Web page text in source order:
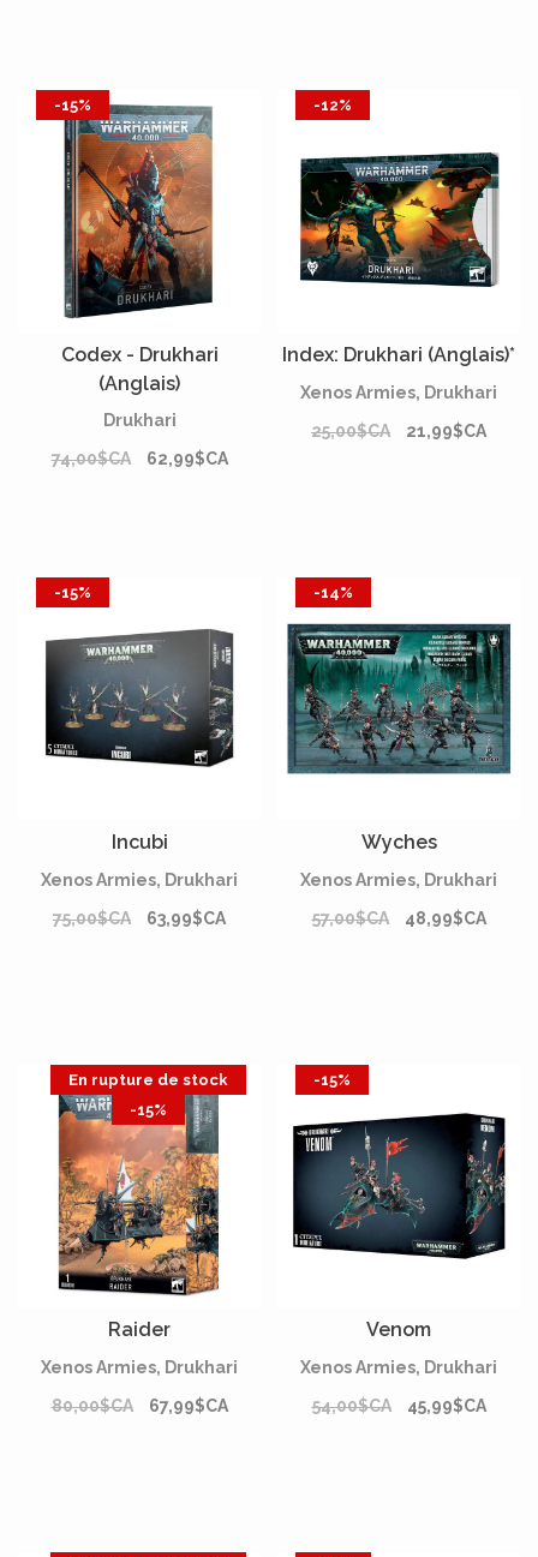
-15%
Codex - Drukhari
(Anglais)
Drukhari
74,00$CA
62,99$CA
-12%
Index: Drukhari (Anglais)*
Xenos Armies, Drukhari
25,00$CA
21,99$CA
-15%
Incubi
Xenos Armies, Drukhari
75,00$CA
63,99$CA
-14%
Wyches
Xenos Armies, Drukhari
57,00$CA
48,99$CA
En rupture de stock
-15%
Raider
Xenos Armies, Drukhari
80,00$CA
67,99$CA
-15%
Venom
Xenos Armies, Drukhari
54,00$CA
45,99$CA